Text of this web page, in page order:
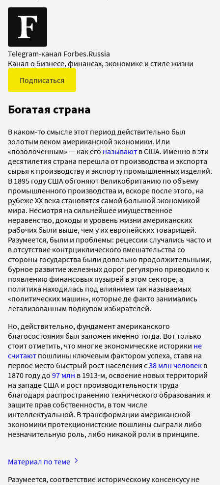
Telegram-канал Forbes.Russia
Канал о бизнесе, финансах, экономике и стиле жизни
Подписаться
Богатая страна
В каком-то смысле этот период действительно был
золотым веком американской экономики. Или
«позолоченным» — как его называют в США. Именно в эти
десятилетия страна перешла от производства и экспорта
сырья к производству и экспорту промышленных изделий.
В 1895 году США обгоняют Великобританию по объему
промышленного производства и, вскоре после этого, на
рубеже XX века становятся самой большой экономикой
мира. Несмотря на сильнейшее имущественное
неравенство, доходы и уровень жизни американских
рабочих были выше, чем у их европейских товарищей.
Разумеется, были и проблемы: рецессии случались часто и
в отсутствие контрциклического вмешательства со
стороны государства были довольно продолжительными,
бурное развитие железных дорог регулярно приводило к
появлению финансовых пузырей в этом секторе, а
политика находилась под влиянием так называемых
«политических машин», которые де факто занимались
легализованным подкупом избирателей.
Но, действительно, фундамент американского
благосостояния был заложен именно тогда. Вот только
стоит отметить, что многие экономические историки не
считают пошлины ключевым фактором успеха, ставя на
первое место быстрый рост населения с38 млн человек в
1870 году до 97 млн в 1913-м, освоение новых территорий
на западе США и рост производительности труда
благодаря распространению технического образования и
защите прав собственности, в том числе
интеллектуальной. В трансформации американской
экономики протекционистские пошлины сыграли либо
незначительную роль, либо никакой роли в принципе.
Материал по теме
Разумеется, соответствие историческому консенсусу не